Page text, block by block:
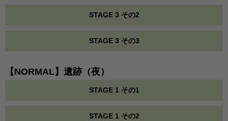
STAGE 3 その2
STAGE 3 その3
【NORMAL】遺跡（夜）
STAGE 1 その1
STAGE 1 その2